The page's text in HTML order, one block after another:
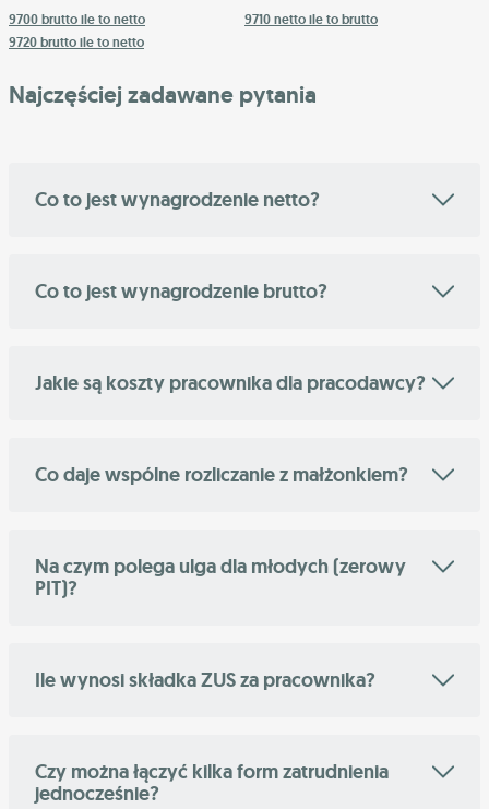
9700 brutto ile to netto
9710 netto ile to brutto
9720 brutto ile to netto
Najczęściej zadawane pytania
Co to jest wynagrodzenie netto?
Co to jest wynagrodzenie brutto?
Jakie są koszty pracownika dla pracodawcy?
Co daje wspólne rozliczanie z małżonkiem?
Na czym polega ulga dla młodych (zerowy
PIT)?
Ile wynosi składka ZUS za pracownika?
Czy można łączyć kilka form zatrudnienia
jednocześnie?